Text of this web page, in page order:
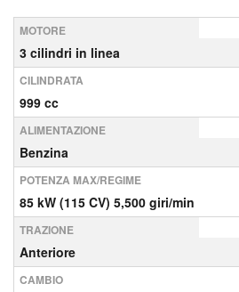
MOTORE
3 cilindri in linea
CILINDRATA
999 cc
ALIMENTAZIONE
Benzina
POTENZA MAX/REGIME
85 kW (115 CV) 5,500 giri/min
TRAZIONE
Anteriore
CAMBIO